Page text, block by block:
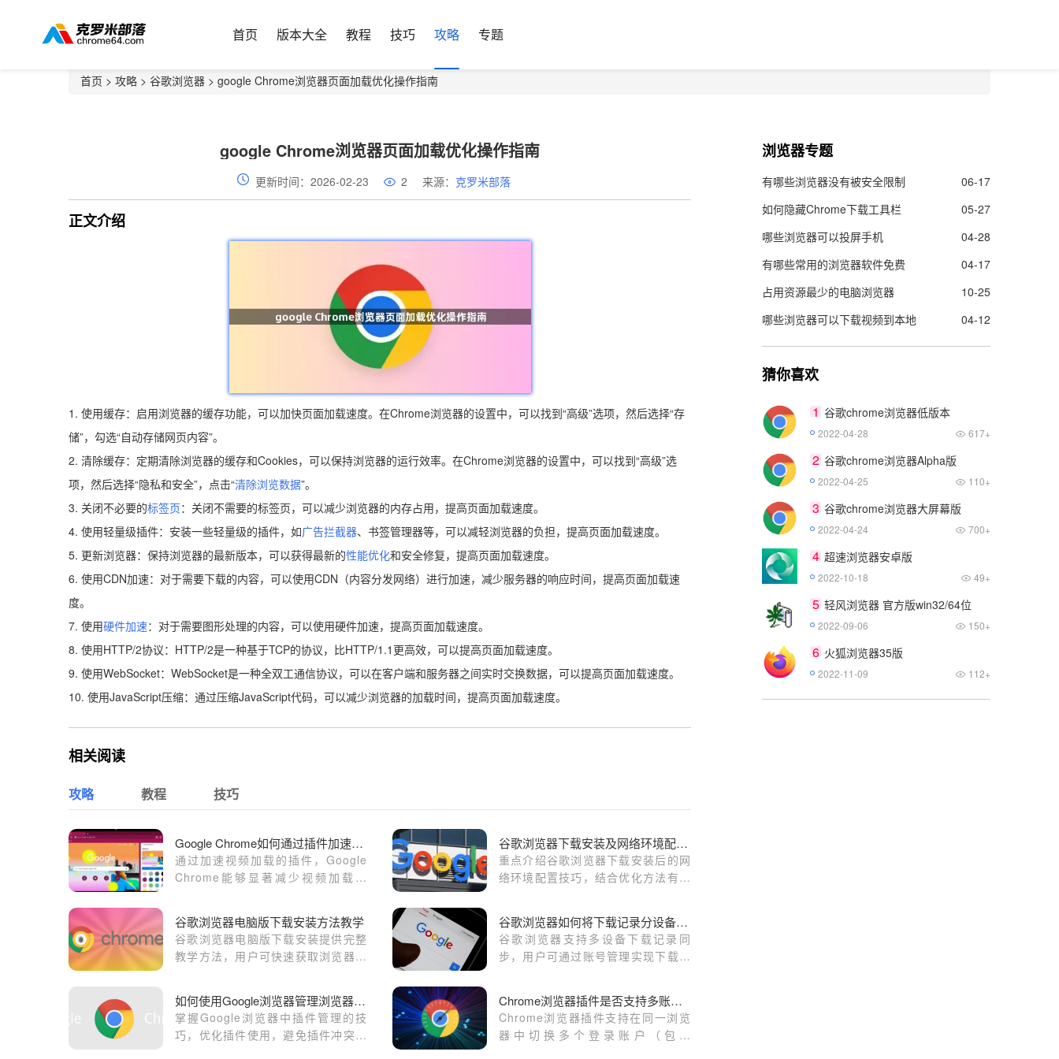
首页 版本大全 教程 技巧 攻略 专题
首页 > 攻略 > 谷歌浏览器 > google Chrome浏览器页面加载优化操作指南
google Chrome浏览器页面加载优化操作指南
更新时间：2026-02-23 2 来源： 克罗米部落
正文介绍
1. 使用缓存：启用浏览器的缓存功能，可以加快页面加载速度。在Chrome浏览器的设置中，可以找到“高级”选项，然后选择“存
储”，勾选“自动存储网页内容”。
2. 清除缓存：定期清除浏览器的缓存和Cookies，可以保持浏览器的运行效率。在Chrome浏览器的设置中，可以找到“高级”选
项，然后选择“隐私和安全”，点击“清除浏览数据”。
3. 关闭不必要的标签页：关闭不需要的标签页，可以减少浏览器的内存占用，提高页面加载速度。
4. 使用轻量级插件：安装一些轻量级的插件，如广告拦截器、书签管理器等，可以减轻浏览器的负担，提高页面加载速度。
5. 更新浏览器：保持浏览器的最新版本，可以获得最新的性能优化和安全修复，提高页面加载速度。
6. 使用CDN加速：对于需要下载的内容，可以使用CDN（内容分发网络）进行加速，减少服务器的响应时间，提高页面加载速
度。
7. 使用硬件加速：对于需要图形处理的内容，可以使用硬件加速，提高页面加载速度。
8. 使用HTTP/2协议：HTTP/2是一种基于TCP的协议，比HTTP/1.1更高效，可以提高页面加载速度。
9. 使用WebSocket：WebSocket是一种全双工通信协议，可以在客户端和服务器之间实时交换数据，可以提高页面加载速度。
10. 使用JavaScript压缩：通过压缩JavaScript代码，可以减少浏览器的加载时间，提高页面加载速度。
相关阅读
攻略 教程 技巧
Google Chrome如何通过插件加速视频加载体验
通过加速视频加载的插件，Google
Chrome能够显著减少视频加载时
谷歌浏览器下载安装及网络环境配置优化全攻略
重点介绍谷歌浏览器下载安装后的网
络环境配置技巧，结合优化方法有效
接的用户参考。
谷歌浏览器电脑版下载安装方法教学
谷歌浏览器电脑版下载安装提供完整
教学方法，用户可快速获取浏览器并
谷歌浏览器如何将下载记录分设备进行管理
谷歌浏览器支持多设备下载记录同
步，用户可通过账号管理实现下载任
如何使用Google浏览器管理浏览器插件
掌握Google浏览器中插件管理的技
巧，优化插件使用，避免插件冲突，
Chrome浏览器插件是否支持多账户管理
Chrome浏览器插件支持在同一浏览
器中切换多个登录账户（包括
浏览器专题
有哪些浏览器没有被安全限制
06-17
如何隐藏Chrome下载工具栏
05-27
哪些浏览器可以投屏手机
04-28
有哪些常用的浏览器软件免费
04-17
占用资源最少的电脑浏览器
10-25
哪些浏览器可以下载视频到本地
04-12
猜你喜欢
1 谷歌chrome浏览器低版本
2022-04-28 617+
2 谷歌chrome浏览器Alpha版
2022-04-25 110+
3 谷歌chrome浏览器大屏幕版
2022-04-24 700+
4 超速浏览器安卓版
2022-10-18 49+
5 轻风浏览器 官方版win32/64位
2022-09-06 150+
6 火狐浏览器35版
2022-11-09 112+